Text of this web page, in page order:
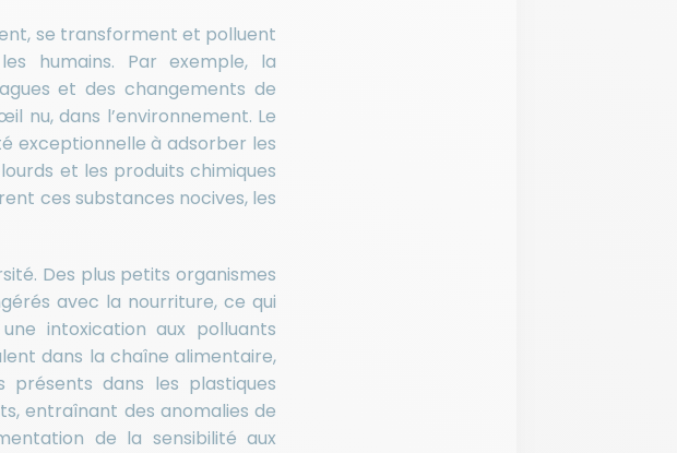
se transforment et polluent
humains. Par exemple, la
et des changements de
nu, dans l’environnement. Le
exceptionnelle à adsorber les
et les produits chimiques
ces substances nocives, les
Des plus petits organismes
avec la nourriture, ce qui
intoxication aux polluants
dans la chaîne alimentaire,
présents dans les plastiques
entraînant des anomalies de
de la sensibilité aux